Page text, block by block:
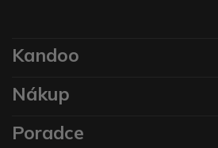
Kandoo
Nákup
Poradce